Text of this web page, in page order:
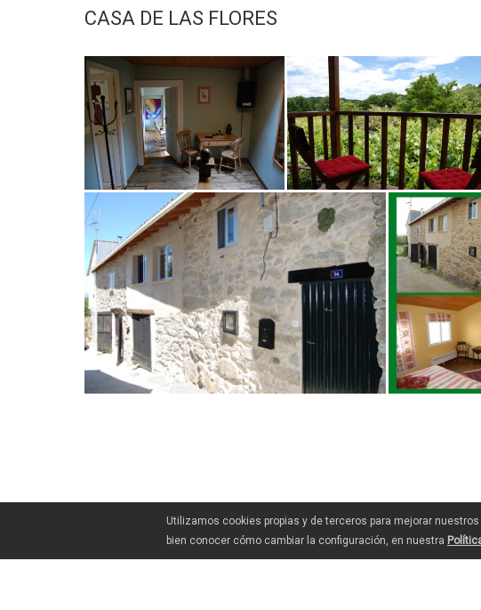
CASA DE LAS FLORES
Utilizamos cookies propias y de terceros para mejorar
bien conocer cómo cambiar la configuración, en nuestra